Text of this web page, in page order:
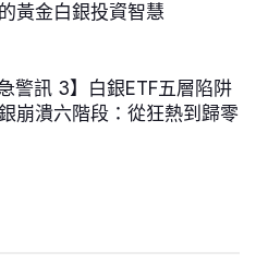
黃金白銀投資智慧
警訊 3】白銀ETF五層陷阱
崩潰六階段：從狂熱到歸零